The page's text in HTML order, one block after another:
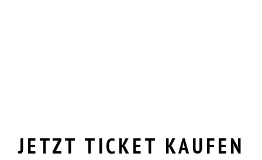
JETZT TICKET KAUFEN